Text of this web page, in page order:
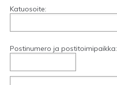
Katuosoite:
Postinumero ja postitoimipaikka: